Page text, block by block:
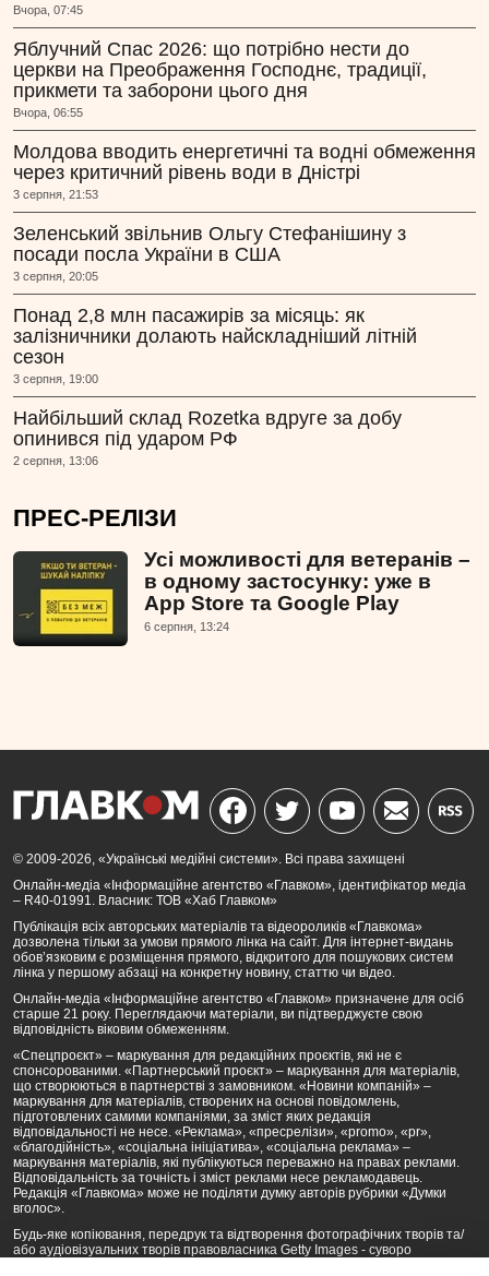
Вчора, 07:45
Яблучний Спас 2026: що потрібно нести до
церкви на Преображення Господнє, традиції,
прикмети та заборони цього дня
Вчора, 06:55
Молдова вводить енергетичні та водні обмеження
через критичний рівень води в Дністрі
3 серпня, 21:53
Зеленський звільнив Ольгу Стефанішину з
посади посла України в США
3 серпня, 20:05
Понад 2,8 млн пасажирів за місяць: як
залізничники долають найскладніший літній
сезон
3 серпня, 19:00
Найбільший склад Rozetka вдруге за добу
опинився під ударом РФ
2 серпня, 13:06
ПРЕС-РЕЛІЗИ
Усі можливості для ветеранів –
в одному застосунку: уже в
App Store та Google Play
6 серпня, 13:24
© 2009-2026, «Українські медійні системи». Всі права захищені
Онлайн-медіа «Інформаційне агентство «Главком», ідентифікатор медіа
– R40-01991. Власник: ТОВ «Хаб Главком»
Публікація всіх авторських матеріалів та відеороликів «Главкома»
дозволена тільки за умови прямого лінка на сайт. Для інтернет-видань
обов’язковим є розміщення прямого, відкритого для пошукових систем
лінка у першому абзаці на конкретну новину, статтю чи відео.
Онлайн-медіа «Інформаційне агентство «Главком» призначене для осіб
старше 21 року. Переглядаючи матеріали, ви підтверджуєте свою
відповідність віковим обмеженням.
«Спецпроєкт» – маркування для редакційних проєктів, які не є
спонсорованими. «Партнерський проєкт» – маркування для матеріалів,
що створюються в партнерстві з замовником. «Новини компаній» –
маркування для матеріалів, створених на основі повідомлень,
підготовлених самими компаніями, за зміст яких редакція
відповідальності не несе. «Реклама», «пресрелізи», «promo», «pr»,
«благодійність», «соціальна ініціатива», «соціальна реклама» –
маркування матеріалів, які публікуються переважно на правах реклами.
Відповідальність за точність і зміст реклами несе рекламодавець.
Редакція «Главкома» може не поділяти думку авторів рубрики «Думки
вголос».
Будь-яке копіювання, передрук та відтворення фотографічних творів та/
або аудіовізуальних творів правовласника Getty Images - суворо